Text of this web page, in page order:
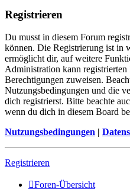
Registrieren
Du musst in diesem Forum
können. Die Registrierung ist in
ermöglicht dir, auf weitere
Administration kann registrierten
Berechtigungen zuweisen.
Nutzungsbedingungen und die
dich registrierst. Bitte beachte
wenn du dich in diesem Board
Nutzungsbedingungen |
Registrieren
Foren-Übersicht